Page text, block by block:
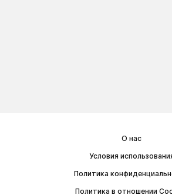
О нас
Условия
Политика
Политика в отношении